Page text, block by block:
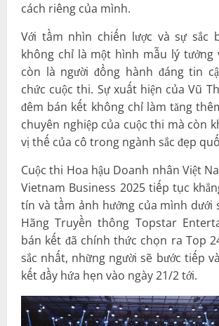
cách riêng của mình.
Với tầm nhìn chiến lược và sự sắc
không chỉ là một hình mẫu lý tưởng
còn là người đồng hành đáng tin
chức cuộc thi. Sự xuất hiện của Vũ
đêm bán kết không chỉ làm tăng
chuyên nghiệp của cuộc thi mà còn
vị thế của cô trong ngành sắc đẹp
Cuộc thi Hoa hậu Doanh nhân Việt
Vietnam Business 2025 tiếp tục
tín và tầm ảnh hưởng của mình dưới
Hãng Truyền thông Topstar
bán kết đã chính thức chọn ra Top
sắc nhất, những người sẽ bước tiếp
kết đầy hứa hẹn vào ngày 21/2 tới.